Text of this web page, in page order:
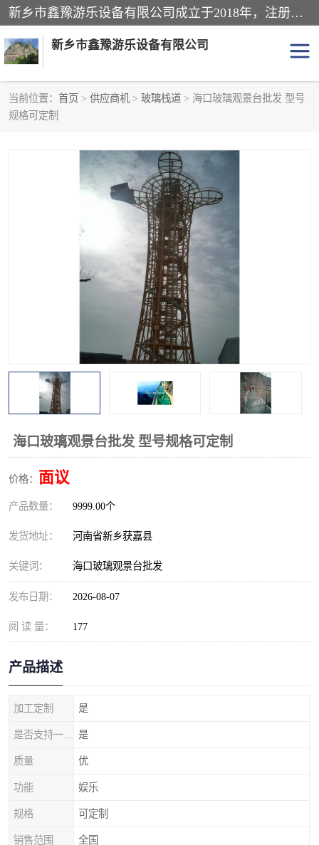
新乡市鑫豫游乐设备有限公司成立于2018年，注册地位于河南省。经营范围包括游乐设备、滑索、滑道、空中自行车、吊桥、拓展器材、攀岩器材、趣桥、悬崖秋千、网红桥、儿童乐园设备、水上乐园设备、丛林穿越设备、音乐呐喊设备、轨道滑车、栈道、玻璃滑道、观景平台、景观包装的设计、制造、销售、安装、维修，景区策划服务。
新乡市鑫豫游乐设备有限公司
当前位置： 首页 > 供应商机 > 玻璃栈道 > 海口玻璃观景台批发 型号
规格可定制
海口玻璃观景台批发 型号规格可定制
价格： 面议
产品数量： 9999.00个
发货地址： 河南省新乡获嘉县
关键词： 海口玻璃观景台批发
发布日期： 2026-08-07
阅 读 量： 177
产品描述
加工定制 是
是
质量 优
功能 娱乐
规格 可定制
销售范围 全国
游乐设备
儿童乐园设备
水上乐园设备
攀岩器材
空中自行车
玻璃滑道
网红桥
丛林穿越设备
音乐呐喊设备
玻璃栈道